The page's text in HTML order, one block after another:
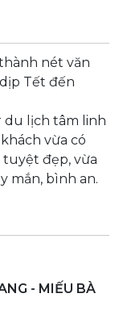
nét văn
Tết đến
du lịch tâm linh
vừa có
đẹp, vừa
mắn, bình an.
- MIẾU BÀ